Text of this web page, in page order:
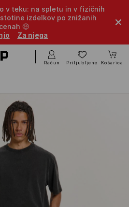
v teku: na spletu in v fizičnih
izdelkov po znižanih
cenah 🤑
Za njega
Račun Priljubljene Košarica